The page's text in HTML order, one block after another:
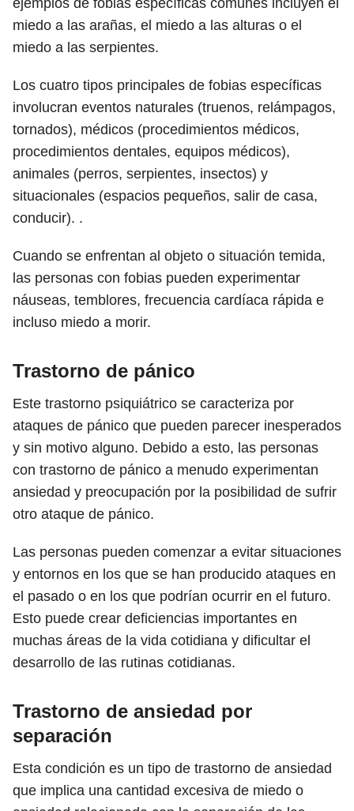
ejemplos de fobias específicas comunes incluyen el
miedo a las arañas, el miedo a las alturas o el
miedo a las serpientes.
Los cuatro tipos principales de fobias específicas
involucran eventos naturales (truenos, relámpagos,
tornados), médicos (procedimientos médicos,
procedimientos dentales, equipos médicos),
animales (perros, serpientes, insectos) y
situacionales (espacios pequeños, salir de casa,
conducir). .
Cuando se enfrentan al objeto o situación temida,
las personas con fobias pueden experimentar
náuseas, temblores, frecuencia cardíaca rápida e
incluso miedo a morir.
Trastorno de pánico
Este trastorno psiquiátrico se caracteriza por
ataques de pánico que pueden parecer inesperados
y sin motivo alguno. Debido a esto, las personas
con trastorno de pánico a menudo experimentan
ansiedad y preocupación por la posibilidad de sufrir
otro ataque de pánico.
Las personas pueden comenzar a evitar situaciones
y entornos en los que se han producido ataques en
el pasado o en los que podrían ocurrir en el futuro.
Esto puede crear deficiencias importantes en
muchas áreas de la vida cotidiana y dificultar el
desarrollo de las rutinas cotidianas.
Trastorno de ansiedad por
separación
Esta condición es un tipo de trastorno de ansiedad
que implica una cantidad excesiva de miedo o